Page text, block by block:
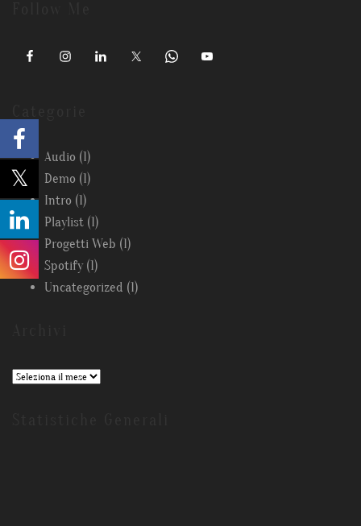
Audio (1)
Demo (1)
Intro (1)
Playlist (1)
Progetti Web (1)
Spotify(1)
Uncategorized (1)
Archivi